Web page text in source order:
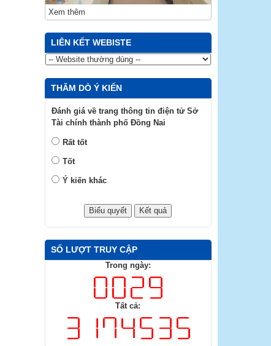
Xem thêm
LIÊN KẾT WEBISTE
THĂM DÒ Ý KIẾN
Đánh giá về trang thông tin điện tử Sở
Tài chính thành phố Đồng Nai
Rất tốt
Tốt
Ý kiến khác
SỐ LƯỢT TRUY CẬP
Trong ngày:
Tất cả: